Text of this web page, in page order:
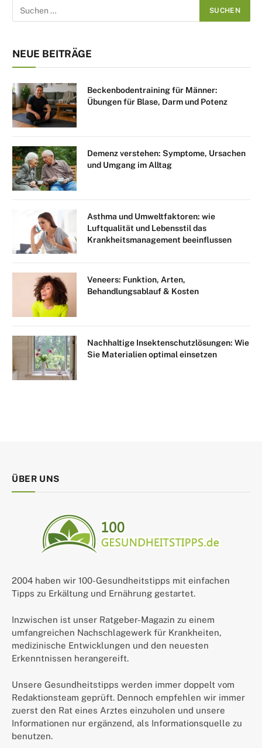
NEUE BEITRÄGE
Beckenbodentraining für Männer:
Übungen für Blase, Darm und Potenz
Demenz verstehen: Symptome, Ursachen
und Umgang im Alltag
Asthma und Umweltfaktoren: wie
Luftqualität und Lebensstil das
Krankheitsmanagement beeinflussen
Veneers: Funktion, Arten,
Behandlungsablauf & Kosten
Nachhaltige Insektenschutzlösungen: Wie
Sie Materialien optimal einsetzen
ÜBER UNS
2004 haben wir 100-Gesundheitstipps mit einfachen
Tipps zu Erkältung und Ernährung gestartet.
Inzwischen ist unser Ratgeber-Magazin zu einem
umfangreichen Nachschlagewerk für Krankheiten,
medizinische Entwicklungen und den neuesten
Erkenntnissen herangereift.
Unsere Gesundheitstipps werden immer doppelt vom
Redaktionsteam geprüft. Dennoch empfehlen wir immer
zuerst den Rat eines Arztes einzuholen und unsere
Informationen nur ergänzend, als Informationsquelle zu
benutzen.